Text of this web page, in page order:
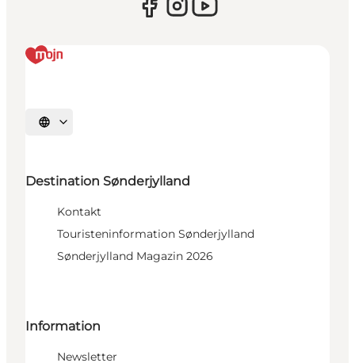
Sprache auswählen
Destination Sønderjylland
Kontakt
Touristeninformation Sønderjylland
Sønderjylland Magazin 2026
Information
Newsletter